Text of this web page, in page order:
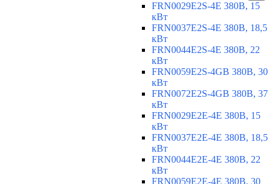
FRN0029E2S-4E 380В, 15
кВт
FRN0037E2S-4E 380В, 18,5
кВт
FRN0044E2S-4E 380В, 22
кВт
FRN0059E2S-4GB 380В, 30
кВт
FRN0072E2S-4GB 380В, 37
кВт
FRN0029E2E-4E 380В, 15
кВт
FRN0037E2E-4E 380В, 18,5
кВт
FRN0044E2E-4E 380В, 22
кВт
FRN0059E2E-4E 380В, 30